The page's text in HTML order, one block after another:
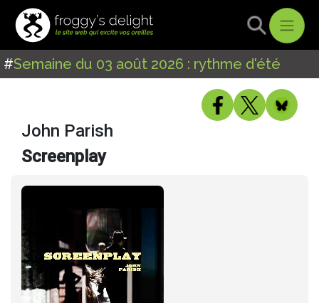
#Semaine du 03 août 2026 : rythme d'été
John Parish
Screenplay